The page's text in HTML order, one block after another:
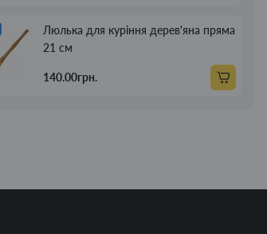
Люлька для куріння дерев'яна пряма
21 см
140.00грн.